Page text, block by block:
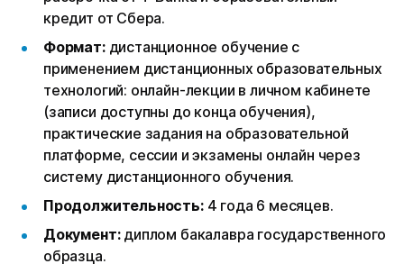
кредит от Сбера.
Формат:дистанционное обучение с
применением дистанционных образовательных
технологий: онлайн-лекции в личном кабинете
(записи доступны до конца обучения),
практические задания на образовательной
платформе, сессии и экзамены онлайн через
систему дистанционного обучения.
Продолжительность:4 года 6 месяцев.
Документ:диплом бакалавра государственного
образца.